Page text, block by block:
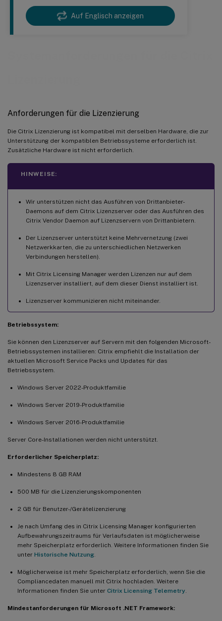
Auf Englisch anzeigen
Anforderungen für die Lizenzierung
Die Citrix Lizenzierung ist kompatibel mit derselben Hardware, die zur
Unterstützung der kompatiblen Betriebssysteme erforderlich ist.
Zusätzliche Hardware ist nicht erforderlich.
HINWEISE:
Wir unterstützen nicht das Ausführen von Drittanbieter-
Daemons auf dem Citrix Lizenzserver oder das Ausführen des
Citrix Vendor Daemon auf Lizenzservern von Drittanbietern.
Der Lizenzserver unterstützt keine Mehrvernetzung (zwei
Netzwerkkarten, die zu unterschiedlichen Netzwerken
Verbindungen herstellen).
Mit Citrix Licensing Manager werden Lizenzen nur auf dem
Lizenzserver installiert, auf dem dieser Dienst installiert ist.
Lizenzserver kommunizieren nicht miteinander.
Betriebssystem:
Sie können den Lizenzserver auf Servern mit den folgenden Microsoft-
Betriebssystemen installieren: Citrix empfiehlt die Installation der
aktuellen Microsoft Service Packs und Updates für das
Betriebssystem.
Windows Server 2022-Produktfamilie
Windows Server 2019-Produktfamilie
Windows Server 2016-Produktfamilie
Server Core-Installationen werden nicht unterstützt.
Erforderlicher Speicherplatz:
Mindestens 8 GB RAM
500 MB für die Lizenzierungskomponenten
2 GB für Benutzer-/Gerätelizenzierung
Je nach Umfang des in Citrix Licensing Manager konfigurierten
Aufbewahrungszeitraums für Verlaufsdaten ist möglicherweise
mehr Speicherplatz erforderlich. Weitere Informationen finden Sie
unter Historische Nutzung
Möglicherweise ist mehr Speicherplatz erforderlich, wenn Sie die
Compliancedaten manuell mit Citrix hochladen. Weitere
Informationen finden Sie unter Citrix Licensing Telemetry
Mindestanforderungen für Microsoft .NET Framework: